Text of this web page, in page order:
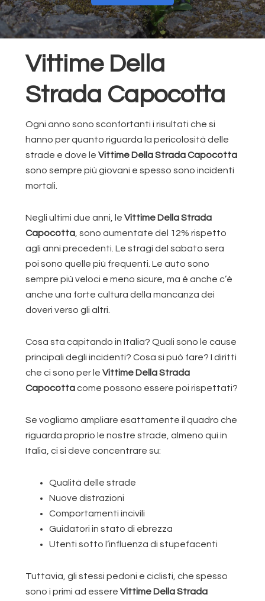
Vittime Della
Strada Capocotta
Ogni anno sono sconfortanti i risultati che si
hanno per quanto riguarda la pericolosità delle
strade e dove leVittime Della Strada Capocotta
sono sempre più giovani e spesso sono incidenti
mortali.
Negli ultimi due anni, leVittime Della Strada
Capocotta , sono aumentate del 12% rispetto
agli anni precedenti. Le stragi del sabato sera
poi sono quelle più frequenti. Le auto sono
sempre più veloci e meno sicure, ma è anche c’è
anche una forte cultura della mancanza dei
doveri verso gli altri.
Cosa sta capitando in Italia? Quali sono le cause
principali degli incidenti? Cosa si può fare? I diritti
che ci sono per leVittime Della Strada
Capocottacome possono essere poi rispettati?
Se vogliamo ampliare esattamente il quadro che
riguarda proprio le nostre strade, almeno qui in
Italia, ci si deve concentrare su:
Qualità delle strade
Nuove distrazioni
Comportamenti incivili
Guidatori in stato di ebrezza
Utenti sotto l’influenza di stupefacenti
Tuttavia, gli stessi pedoni e ciclisti, che spesso
sono i primi ad essereVittime Della Strada